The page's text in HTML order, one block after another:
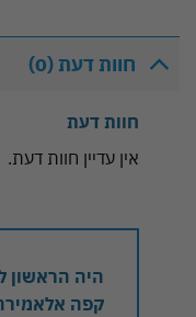
חוות דעת (0)
חוות דעת
אין עדיין חוות דעת.
היה הראשון
קפה אלאמירה – 900